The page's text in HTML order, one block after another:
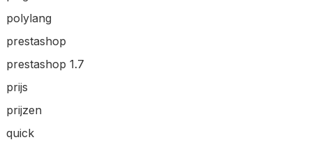
polylang
prestashop
prestashop 1.7
prijs
prijzen
quick